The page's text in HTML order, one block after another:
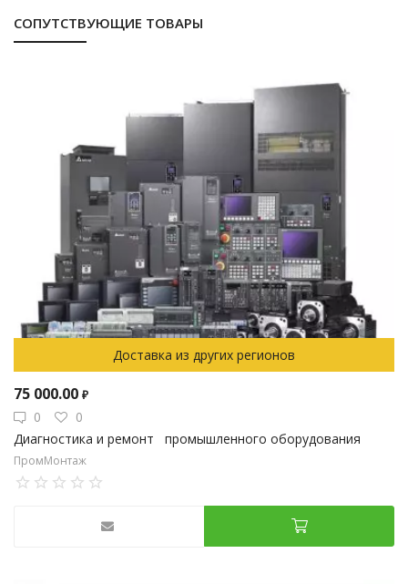
СОПУТСТВУЮЩИЕ ТОВАРЫ
Доставка из других регионов
75 000.00 ₽
0
0
Диагностика и ремонт промышленного оборудования
ПромМонтаж